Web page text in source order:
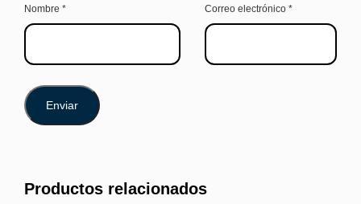
Nombre * Correo electrónico *
Productos relacionados